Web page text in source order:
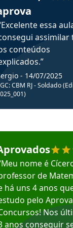
depoimento
essa
assimilar
conteúdos
- 14/07/2025
CBM RJ - Soldado
Cicero
nome é
de
há uns 4 anos
pelo Aprova
Nos
anos conseguir